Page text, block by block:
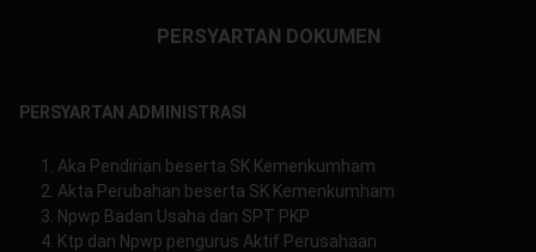
PERSYARTAN DOKUMEN
PERSYARTAN ADMINISTRASI
Aka Pendirian beserta SK Kemenkumham
Akta Perubahan beserta SK Kemenkumham
Npwp Badan Usaha dan SPT PKP
Ktp dan Npwp pengurus Aktif Perusahaan